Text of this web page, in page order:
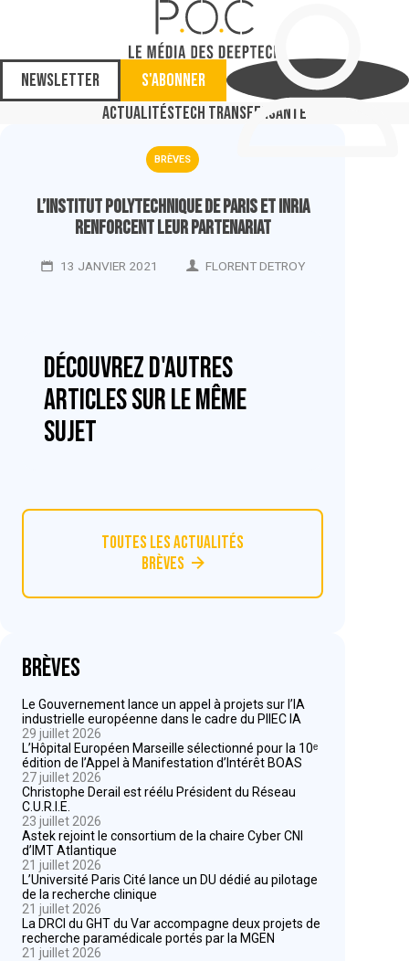
Newsletter
S'abonner
ActualitésTech TransferSanté
BRÈVES
L’Institut Polytechnique de Paris et Inria
renforcent leur partenariat
13 JANVIER 2021 FLORENT DETROY
Découvrez d'autres
articles sur le même
sujet
Toutes les actualités
Brèves
Brèves
Le Gouvernement lance un appel à projets sur l’IA
industrielle européenne dans le cadre du PIIEC IA
29 juillet 2026
L’Hôpital Européen Marseille sélectionné pour la 10ᵉ
édition de l’Appel à Manifestation d’Intérêt BOAS
27 juillet 2026
Christophe Derail est réélu Président du Réseau
C.U.R.I.E.
23 juillet 2026
Astek rejoint le consortium de la chaire Cyber CNI
d’IMT Atlantique
21 juillet 2026
L’Université Paris Cité lance un DU dédié au pilotage
de la recherche clinique
21 juillet 2026
La DRCI du GHT du Var accompagne deux projets de
recherche paramédicale portés par la MGEN
21 juillet 2026